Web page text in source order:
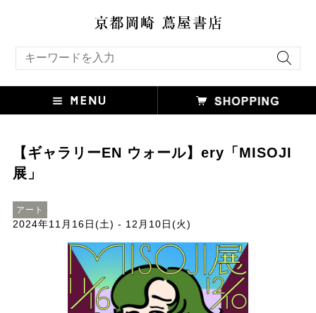
【ギャラリーEN ウォール】ery「MISOJI
展」
アート
2024年11月16日(土) - 12月10日(火)